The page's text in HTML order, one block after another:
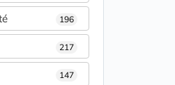
196
217
147